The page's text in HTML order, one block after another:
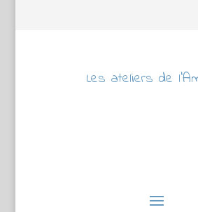
Les ateliers de